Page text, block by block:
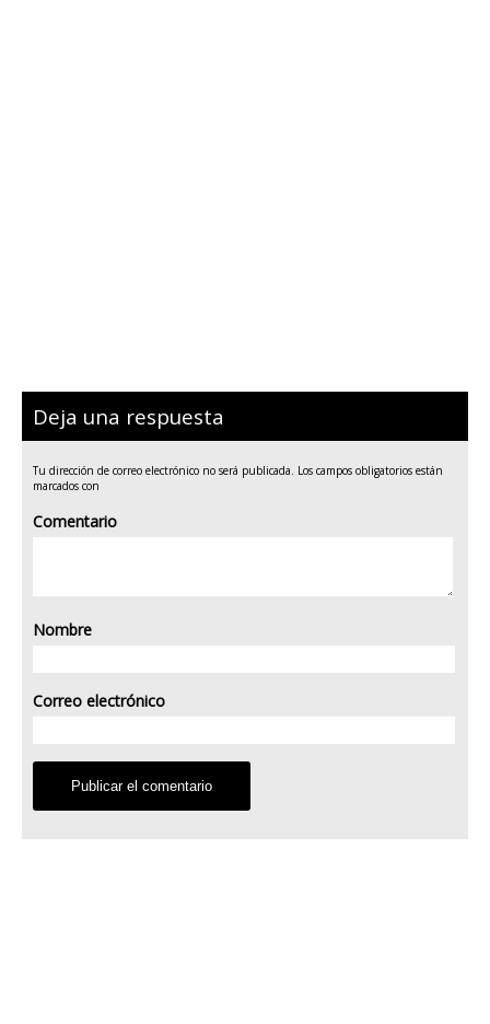
Deja una respuesta
Tu dirección de correo electrónico no será publicada. Los campos obligatorios están
marcados con
Comentario
Nombre
Correo electrónico